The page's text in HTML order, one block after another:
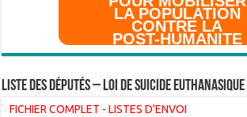
LA POPULATION
CONTRE LA
POST-HUMANITE
Liste des Députés – Loi de suicide euthanasique
FICHIER COMPLET -LISTES D'ENVOI